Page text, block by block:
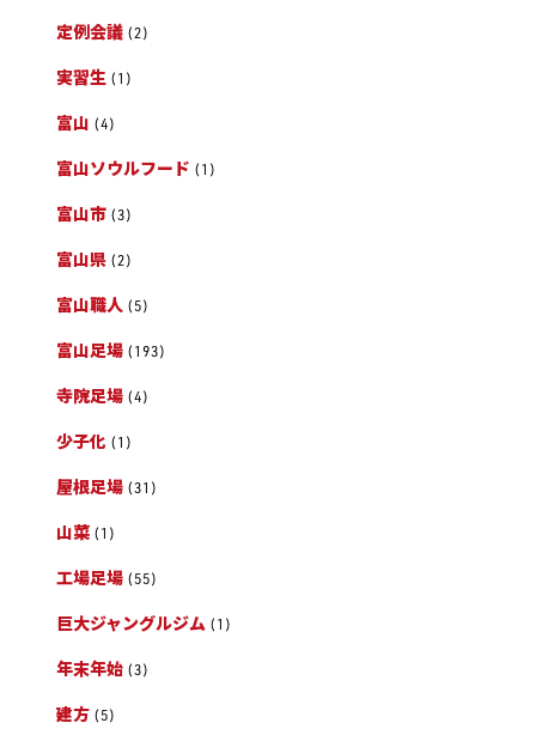
定例会議 (2)
実習生 (1)
富山 (4)
富山ソウルフード (1)
富山市 (3)
富山県 (2)
富山職人 (5)
富山足場 (193)
寺院足場 (4)
少子化 (1)
屋根足場 (31)
山菜 (1)
工場足場 (55)
巨大ジャングルジム (1)
年末年始 (3)
建方 (5)